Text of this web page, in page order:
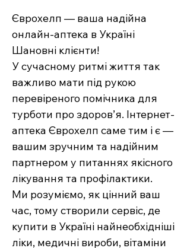
Єврохелп — ваша надійна
онлайн-аптека в Україні
Шановні клієнти!
У сучасному ритмі життя так
важливо мати під рукою
перевіреного помічника для
турботи про здоров’я. Інтернет-
аптека Єврохелп саме тим і є —
вашим зручним та надійним
партнером у питаннях якісного
лікування та профілактики.
Ми розуміємо, як цінний ваш
час, тому створили сервіс, де
купити в Україні найнеобхідніші
ліки, медичні вироби, вітаміни